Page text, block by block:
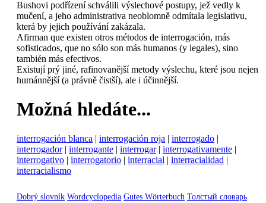
Bushovi podřízení schválili výslechové postupy, jež vedly k
mučení, a jeho administrativa neoblomně odmítala legislativu,
která by jejich používání zakázala.
Afirman que existen otros métodos de interrogación, más
sofisticados, que no sólo son más humanos (y legales), sino
también más efectivos.
Existují prý jiné, rafinovanější metody výslechu, které jsou nejen
humánnější (a právně čistší), ale i účinnější.
Možná hledáte...
interrogación blanca | interrogación roja | interrogado |
interrogador | interrogante | interrogar | interrogativamente |
interrogativo | interrogatorio | interracial | interracialidad |
interracialismo
Dobrý slovník Wordcyclopedia Gutes Wörterbuch Толстый словарь